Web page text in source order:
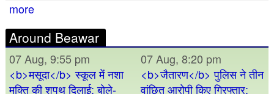
more
Around Beawar
07 Aug, 9:55 pm
<b>मसूदा</b> स्कूल में नशा
मुक्ति की शपथ दिलाई: बोले-
07 Aug, 8:20 pm
<b>जैतारण</b> पुलिस ने तीन
वांछित आरोपी किए गिरफ्तार: